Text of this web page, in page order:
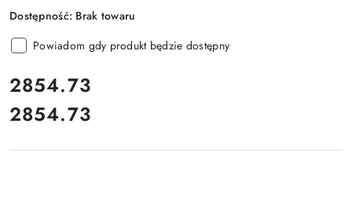
Dostępność: Brak towaru
Powiadom gdy produkt będzie dostępny
cena:
2854.73
Cena:
2854.73